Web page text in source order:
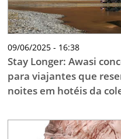
09/06/2025 - 16:38
Stay Longer: Awasi
para viajantes que
noites em hotéis da